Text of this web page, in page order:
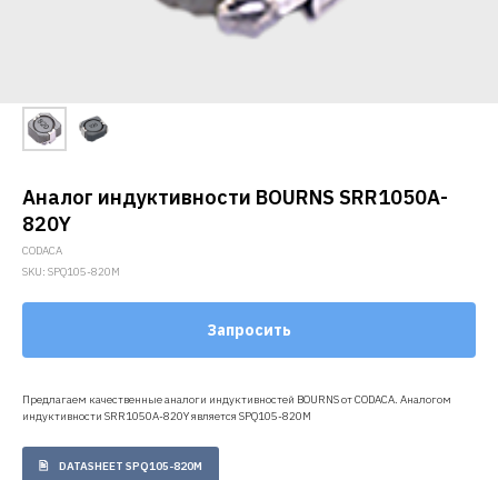
Аналог индуктивности BOURNS SRR1050A-
820Y
CODACA
SKU: SPQ105-820M
Запросить
Предлагаем качественные аналоги индуктивностей BOURNS от CODACA. Аналогом
индуктивности SRR1050A-820Y является SPQ105-820M
DATASHEET SPQ105-820M